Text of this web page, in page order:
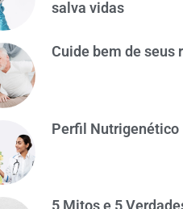
salva vidas
Cuide bem de seus
Perfil Nutrigenético
5 Mitos e 5